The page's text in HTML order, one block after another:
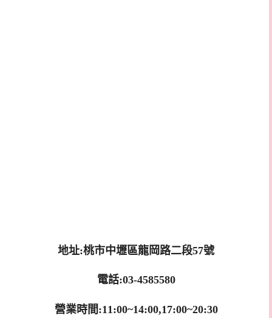
地址:桃市中壢區龍岡路二段57號
電話:03-4585580
營業時間:11:00~14:00,17:00~20:30